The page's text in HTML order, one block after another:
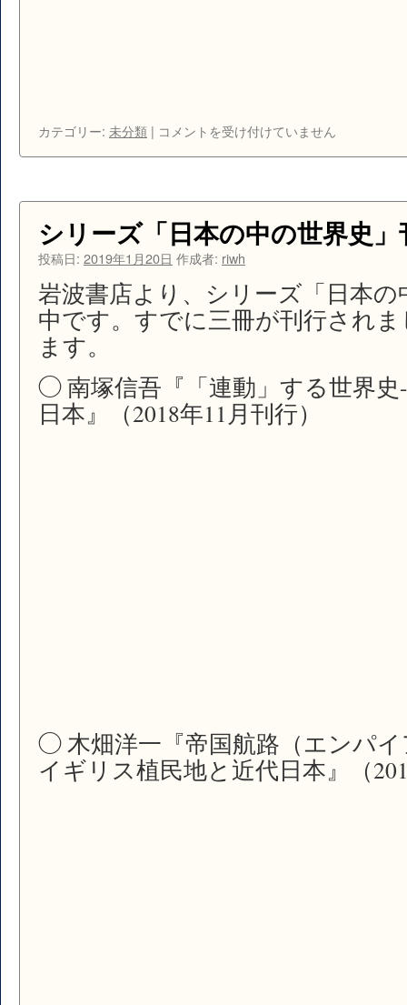
カテゴリー: 未分類 | 新
界
史
の
見
は
コメントを受け付けていません
シリーズ「日本の中の世界史」
投稿日: 2019年1月20日 作成者: riwh
岩波書店より、シリーズ「日本
中です。すでに三冊が刊行され
ます。
◯ 南塚信吾『「連動」する世界史
日本』（2018年11月刊行）
◯ 木畑洋一『帝国航路（エンパ
イギリス植民地と近代日本』（